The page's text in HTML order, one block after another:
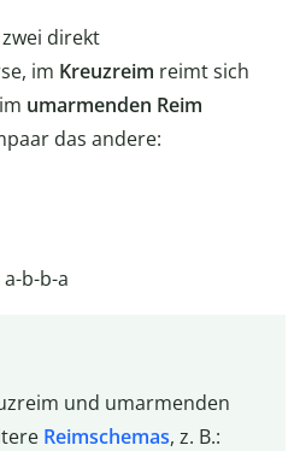
direkt
im Kreuzreim reimt sich
umarmenden Reim
das andere:
a-b-b-a
und umarmenden
Reimschemas, z. B.: